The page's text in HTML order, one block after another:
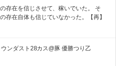
存在を信じさせて、稼いでいた。 そ
存在自体も信じていなかった。【再】
ンダスト28カス@豚 優勝つり乙